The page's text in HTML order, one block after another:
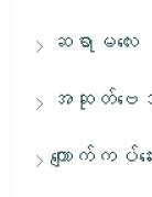
ဆရာမလေး
အဆုတ်ဗေ
ကျောက်ကပ်ဆ